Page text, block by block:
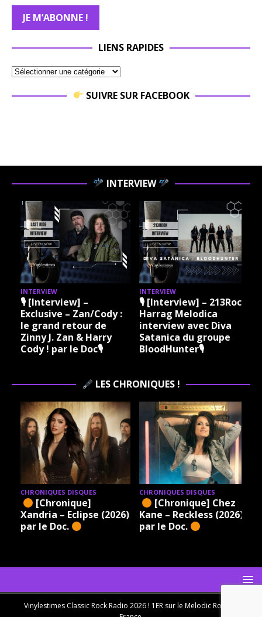
LIENS RAPIDES
SUIVRE SUR FACEBOOK
INTERVIEW
INTERVIEW
🎙 [Interview] –
Exclusive – Zan/Cody :
le grand retour de
Zinny J. Zan & Harry
Cody ! par le Doc🎙
INTERVIEW
🎙 [Interview] – 213Rock
Harrag Melodica
interview avec Diva
Satanica du groupe
BloodHunter🎙
LES CHRONIQUES !
CHRONIQUES DISQUES
[Chronique]
Xandria – Eclipse (2026)
par le Doc.
CHRONIQUES DISQUES
[Chronique] Chez
Kane – Reckless (2026)
par le Doc.
Vinylestimes Classic Rock Radio 2026 ! 1ER sur le Melodic Rock en